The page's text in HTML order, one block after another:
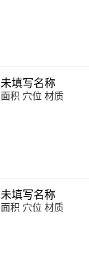
未填写名称
面积 穴位 材质
未填写名称
面积 穴位 材质